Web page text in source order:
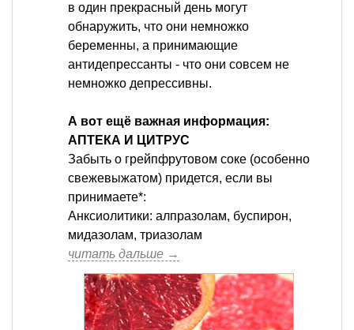
в один прекрасный день могут
обнаружить, что они немножко
беременны, а принимающие
антидепрессанты - что они совсем не
немножко депрессивны.
А вот ещё важная информация:
АПТЕКА И ЦИТРУС
Забыть о грейпфрутовом соке (особенно
свежевыжатом) придется, если вы
принимаете*:
Анксиолитики: алпразолам, буспирон,
мидазолам, триазолам
читать дальше →